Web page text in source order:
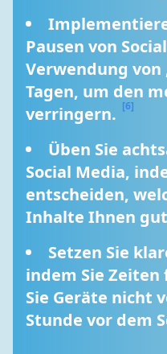
Pausen von
Verwendung von
Tagen, um den
verringern. [6]
Üben Sie
Social Media,
entscheiden,
Inhalte Ihnen
Setzen Sie
indem Sie
Sie Geräte nicht
Stunde vor dem